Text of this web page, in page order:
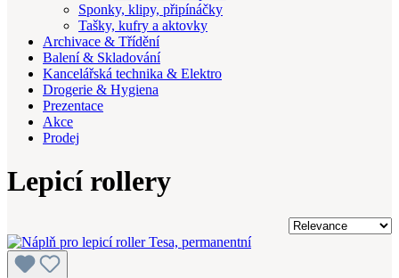
Sponky, klipy, připínáčky
Tašky, kufry a aktovky
Archivace & Třídění
Balení & Skladování
Kancelářská technika & Elektro
Drogerie & Hygiena
Prezentace
Akce
Prodej
Lepicí rollery